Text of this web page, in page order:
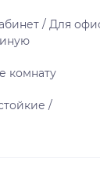
/ Для
комнату
/